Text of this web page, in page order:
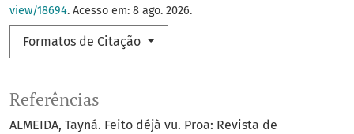
view/18694. Acesso em: 8 ago. 2026.
Formatos de Citação
Referências
ALMEIDA, Tayná. Feito déjà vu. Proa: Revista de